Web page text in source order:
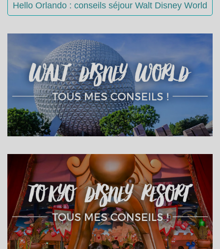
Hello Orlando : conseils séjour Walt Disney World